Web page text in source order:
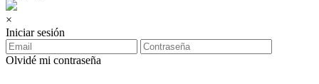
×
Iniciar sesión
Olvidé mi contraseña